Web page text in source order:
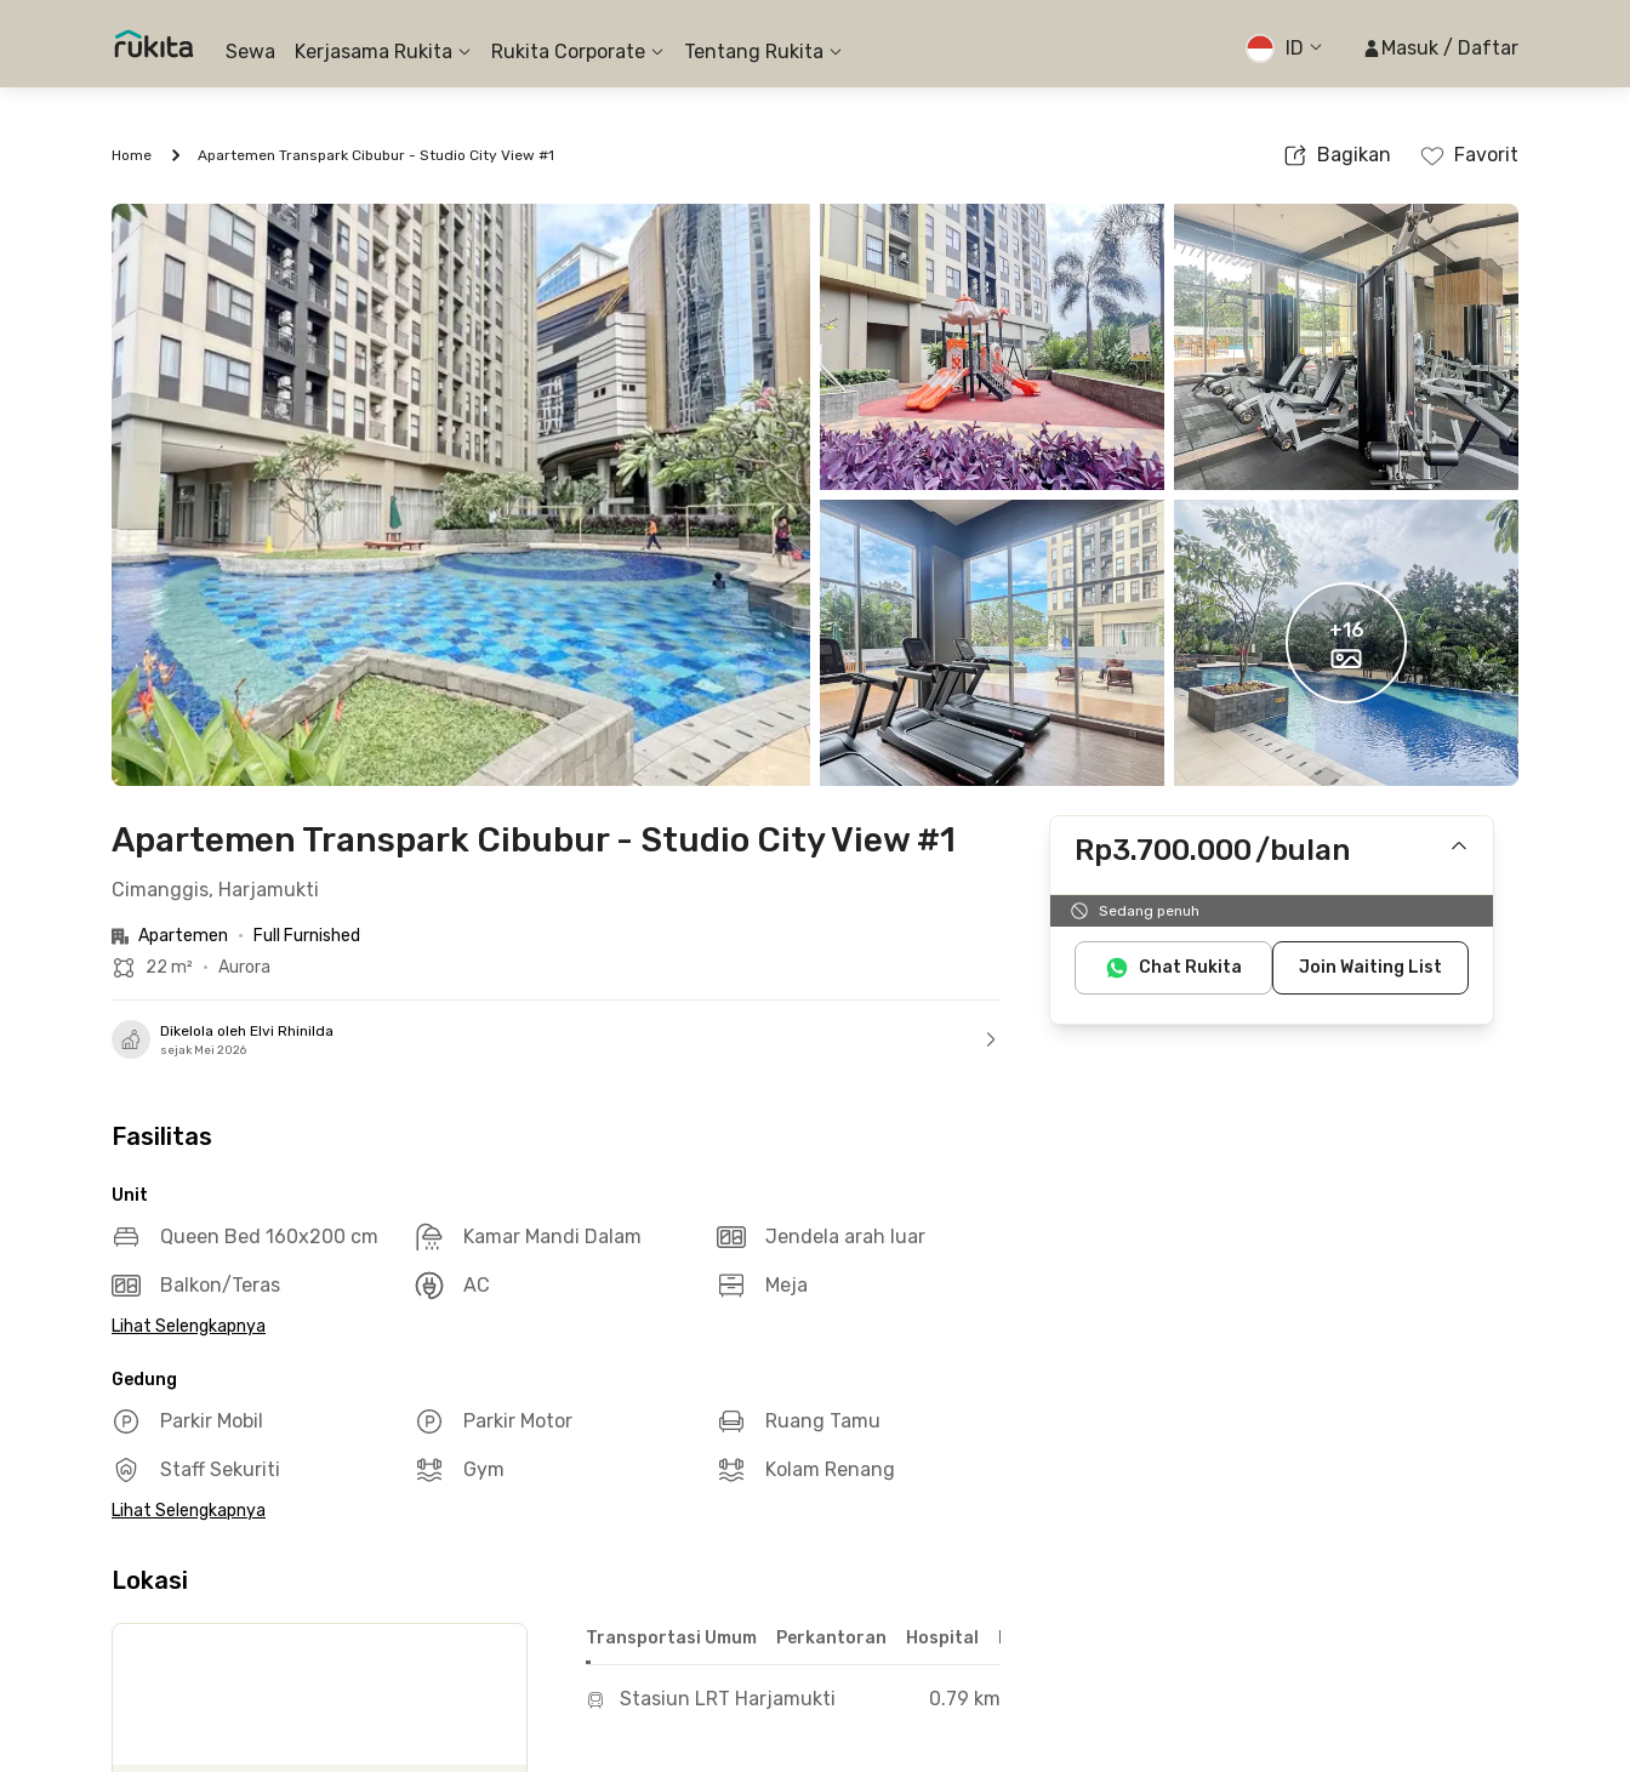
Sewa Kerjasama Rukita Rukita Corporate Tentang Rukita ID Masuk / Daftar
Home Apartemen Transpark Cibubur - Studio City View #1 Bagikan Favorit
+16
Apartemen Transpark Cibubur - Studio City View #1
Cimanggis, Harjamukti
Apartemen •
Full Furnished
22 m² • Aurora
Dikelola oleh Elvi Rhinilda
sejak Mei 2026
Fasilitas
Unit
Queen Bed 160x200 cm Kamar Mandi Dalam Jendela arah luar
Balkon/Teras AC Meja
Lihat Selengkapnya
Gedung
Parkir Mobil Parkir Motor Ruang Tamu
Staff Sekuriti Gym Kolam Renang
Lihat Selengkapnya
Lokasi
Transportasi Umum Perkantoran Hospital
Stasiun LRT Harjamukti 0.79 km
Rp3.700.000/bulan
Termasuk IPL
Sedang penuh
Chat Rukita Join Waiting List